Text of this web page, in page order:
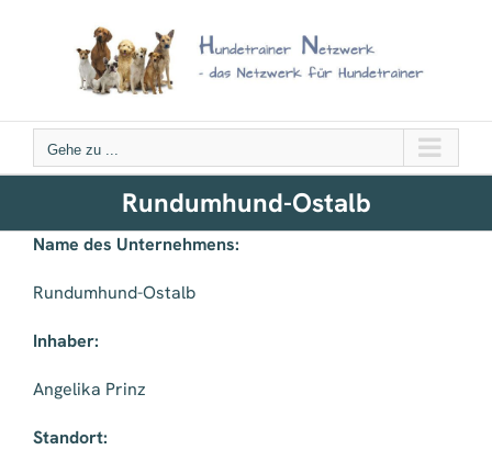
Gehe zu ...
Rundumhund-Ostalb
Name des Unternehmens:
Rundumhund-Ostalb
Inhaber:
Angelika Prinz
Standort: